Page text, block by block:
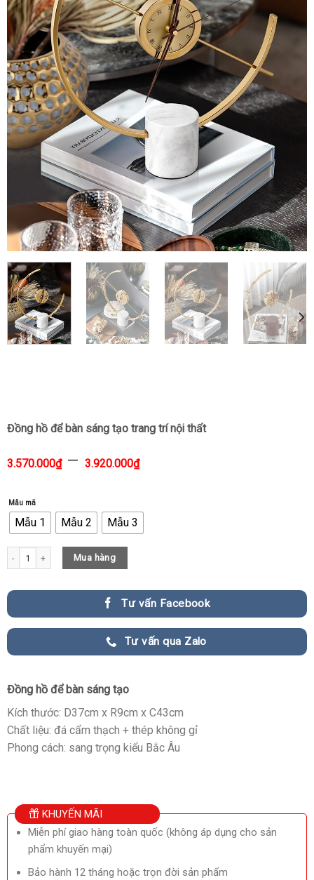
Đồng hồ để bàn sáng tạo trang trí nội thất
3.570.000₫– 3.920.000₫
Mẫu mã
Mẫu 1 Mẫu 2 Mẫu 3
Đồng hồ để bàn sáng tạo trang trí nội thất quantity
Mua hàng
Tư vấn Facebook
Tư vấn qua Zalo
Đồng hồ để bàn sáng tạo
Kích thước: D37cm x R9cm x C43cm
Chất liệu: đá cẩm thạch + thép không gỉ
Phong cách: sang trọng kiểu Bắc Âu
KHUYẾN MÃI
Miễn phí giao hàng toàn quốc (không áp dụng cho sản
phẩm khuyến mại)
Bảo hành 12 tháng hoặc trọn đời sản phẩm